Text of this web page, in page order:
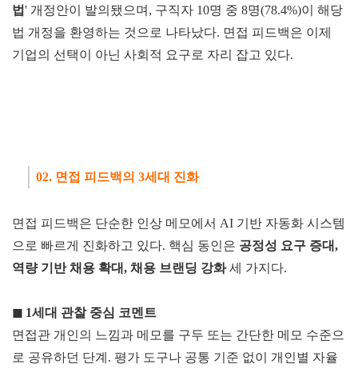
법' 개정안이 발의됐으며, 구직자 10명 중 8명(78.4%)이 해당
법 개정을 환영하는 것으로 나타났다. 면접 피드백은 이제
기업의 선택이 아닌 사회적 요구로 자리 잡고 있다.
02. 면접 피드백의 3세대 진화
면접 피드백은 단순한 인상 메모에서 AI 기반 자동화 시스템
으로 빠르게 진화하고 있다. 핵심 동인은 공정성 요구 증대,
역 량 기반 채용 확대, 채용 브랜딩 강화 세 가지다.
◼ 1세대 관찰중심 코멘트
면접관 개인의 느낌과 메모를 구두 또는 간단한 메모 수준으
로 공유하던 단계. 평가 도구나 공통 기준 없이 개인별 자율